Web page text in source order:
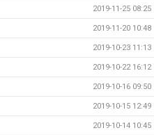
2019-11-25 08:25
2019-11-20 10:48
2019-10-23 11:13
2019-10-22 16:12
2019-10-16 09:50
2019-10-15 12:49
2019-10-14 10:45